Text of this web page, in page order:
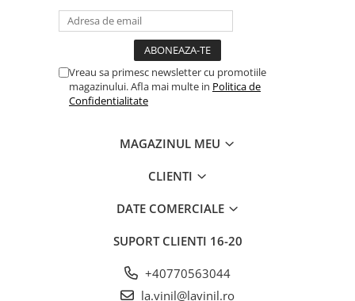
Vreau sa primesc newsletter cu promotiile
magazinului. Afla mai multe in Politica de
Confidentialitate
MAGAZINUL MEU
CLIENTI
DATE COMERCIALE
SUPORT CLIENTI 16-20
+40770563044
la.vinil@lavinil.ro